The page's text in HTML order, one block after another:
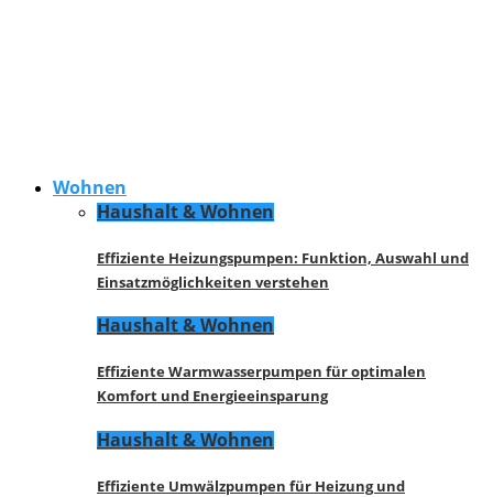
Wohnen
Haushalt & Wohnen
Effiziente Heizungspumpen: Funktion, Auswahl und
Einsatzmöglichkeiten verstehen
Haushalt & Wohnen
Effiziente Warmwasserpumpen für optimalen
Komfort und Energieeinsparung
Haushalt & Wohnen
Effiziente Umwälzpumpen für Heizung und